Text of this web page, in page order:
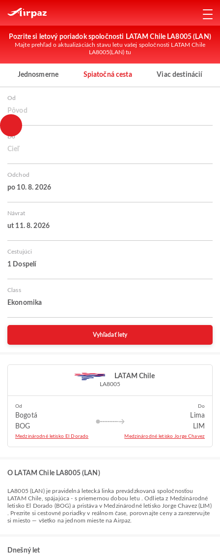
Pozrite si letový poriadok spoločnosti LATAM Chile LA8005 (LAN)
Majte prehľad o aktualizáciách stavu letu vašej spoločnosti LATAM Chile
LA8005(LAN) tu
Jednosmerne Spiatočná cesta Viac destinácií
Od
Pôvod
Do
Cieľ
Odchod
po 10. 8. 2026
Návrat
ut 11. 8. 2026
Cestujúci
1 Dospelí
Class
Ekonomika
Vyhľadať lety
LATAM Chile
LA8005
Od
Bogotá
BOG
Medzinárodné letisko El Dorado
Do
Lima
LIM
Medzinárodné letisko Jorge Chavez
O LATAM Chile LA8005 (LAN)
LA8005 (LAN) je pravidelná letecká linka prevádzkovaná spoločnosťou
LATAM Chile , spájajúca- s priemernou dobou letu . Odlieta z Medzinárodné
letisko El Dorado (BOG)a pristáva v Medzinárodné letisko Jorge Chavez (LIM)
. Prezrite si cestovné poriadky v reálnom čase, porovnajte ceny a zarezervujte
si miesto — všetko na jednom mieste na Airpaz.
Dnešný let